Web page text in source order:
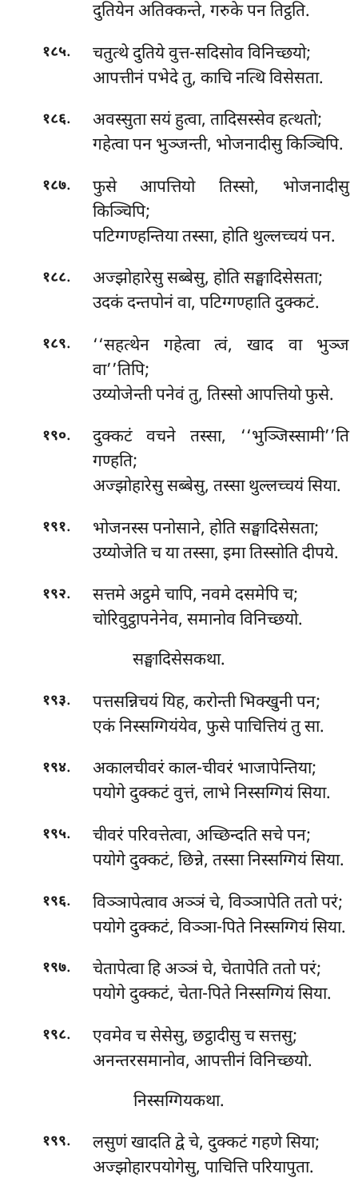
दुतियेन अतिक्कन्ते, गरुके पन तिट्ठति.
१८५.
चतुत्थे दुतिये वुत्त-सदिसोव विनिच्छयो;
आपत्तीनं पभेदे तु, काचि नत्थि विसेसता.
१८६. अवस्सुतासयं हुत्वा, तादिसस्सेव हत्थतो;
गहेत्वा पन भुञ्जन्ती, भोजनादीसु किञ्चिपि.
१८७.
फुसे आपत्तियो तिस्सो, भोजनादीसु
किञ्चिपि;
पटिग्गण्हन्तिया तस्सा, होति थुल्लच्चयं पन.
१८८.
अज्झोहारेसु सब्बेसु, होति सङ्घादिसेसता;
उदकं दन्तपोनं वा, पटिग्गण्हाति दुक्कटं.
१८९.
‘‘सहत्थेन गहेत्वा त्वं, खाद वा भुञ्ज
वा’’तिपि;
उय्योजेन्ती पनेवं तु, तिस्सो आपत्तियो फुसे.
१९०.
दुक्कटं वचने तस्सा, ‘‘भुञ्जिस्सामी’’ति
गण्हति;
अज्झोहारेसु सब्बेसु, तस्सा थुल्लच्चयं सिया.
१९१.
भोजनस्स पनोसाने, होति सङ्घादिसेसता;
उय्योजेति च या तस्सा, इमा तिस्सोति दीपये.
१९२.
सत्तमे अट्ठमे चापि, नवमे दसमेपि च;
चोरिवुट्ठापनेनेव, समानोव विनिच्छयो.
सङ्घादिसेसकथा.
१९३.
पत्तसन्निचयं यिह, करोन्ती भिक्खुनी पन;
एकं निस्सग्गियंयेव, फुसे पाचित्तियं तु सा.
१९४.
अकालचीवरं काल-चीवरं भाजापेन्तिया;
पयोगे दुक्कटं वुत्तं, लाभे निस्सग्गियं सिया.
१९५.
चीवरं परिवत्तेत्वा, अच्छिन्दति सचे पन;
पयोगे दुक्कटं, छिन्ने, तस्सा निस्सग्गियं सिया.
१९६.
विञ्ञापेत्वाव अञ्ञं चे, विञ्ञापेति ततो परं;
पयोगे दुक्कटं, विञ्ञा-पिते निस्सग्गियं सिया.
१९७. चेतापेत्वाहि अञ्ञं चे, चेतापेति ततो परं;
पयोगे दुक्कटं, चेता-पिते निस्सग्गियं सिया.
१९८.
एवमेव च सेसेसु, छट्ठादीसु च सत्तसु;
अनन्तरसमानोव, आपत्तीनं विनिच्छयो.
निस्सग्गियकथा.
१९९.
लसुणं खादति द्वे चे, दुक्कटं गहणे सिया;
अज्झोहारपयोगेसु, पाचित्ति परियापुता.